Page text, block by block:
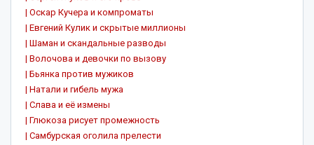
| Оскар Кучера и компроматы
| Евгений Кулик и скрытые миллионы
| Шаман и скандальные разводы
| Волочова и девочки по вызову
| Бьянка против мужиков
| Натали и гибель мужа
| Слава и её измены
| Глюкоза рисует промежность
| Самбурская оголила прелести